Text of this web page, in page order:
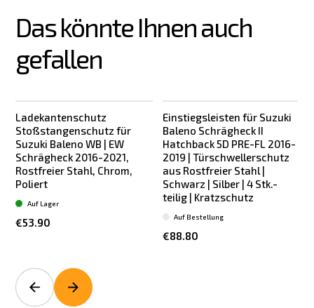
Das könnte Ihnen auch
gefallen
Ladekantenschutz
Stoßstangenschutz für
Suzuki Baleno WB | EW
Schrägheck 2016-2021,
Rostfreier Stahl, Chrom,
Poliert
€53.90
Auf Lager
Einstiegsleisten für Suzuki
Baleno Schrägheck II
Hatchback 5D PRE-FL 2016-
2019 | Türschwellerschutz
aus Rostfreier Stahl |
Schwarz | Silber | 4 Stk.-
teilig | Kratzschutz
€88.80
Auf Bestellung